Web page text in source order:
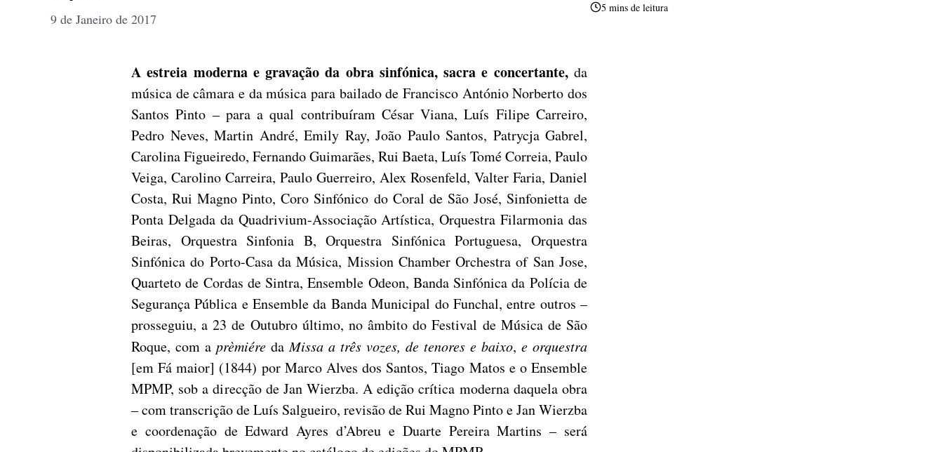
9 de Janeiro de 2017
5 mins de leitura
A estreia moderna e gravação da obra sinfónica, sacra e concertante,da
música de câmara e da música para bailado de Francisco António Norberto dos
Santos Pinto – para a qual contribuíram César Viana, Luís Filipe Carreiro,
Pedro Neves, Martin André, Emily Ray, João Paulo Santos, Patrycja Gabrel,
Carolina Figueiredo, Fernando Guimarães, Rui Baeta, Luís Tomé Correia, Paulo
Veiga, Carolino Carreira, Paulo Guerreiro, Alex Rosenfeld, Valter Faria, Daniel
Costa, Rui Magno Pinto, Coro Sinfónico do Coral de São José, Sinfonietta de
Ponta Delgada da Quadrivium-Associação Artística, Orquestra Filarmonia das
Beiras, Orquestra Sinfonia B, Orquestra Sinfónica Portuguesa, Orquestra
Sinfónica do Porto-Casa da Música, Mission Chamber Orchestra of San Jose,
Quarteto de Cordas de Sintra, Ensemble Odeon, Banda Sinfónica da Polícia de
Segurança Pública e Ensemble da Banda Municipal do Funchal, entre outros –
prosseguiu, a 23 de Outubro último, no âmbito do Festival de Música de São
Roque, com a prèmiére daMissa a três vozes, de tenores e baixo, e orquestra
[em Fá maior] (1844) por Marco Alves dos Santos, Tiago Matos e o Ensemble
MPMP, sob a direcção de Jan Wierzba. A edição crítica moderna daquela obra
– com transcrição de Luís Salgueiro, revisão de Rui Magno Pinto e Jan Wierzba
e coordenação de Edward Ayres d’Abreu e Duarte Pereira Martins – será